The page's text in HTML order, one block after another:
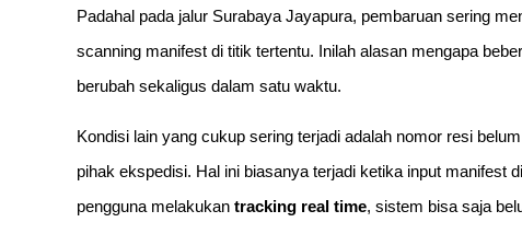
Padahal pada jalur Surabaya Jayapura, pembaruan sering
scanning manifest di titik tertentu. Inilah alasan mengapa
berubah sekaligus dalam satu waktu.
Kondisi lain yang cukup sering terjadi adalah nomor resi
pihak ekspedisi. Hal ini biasanya terjadi ketika input manifest
pengguna melakukan tracking real time, sistem bisa saja